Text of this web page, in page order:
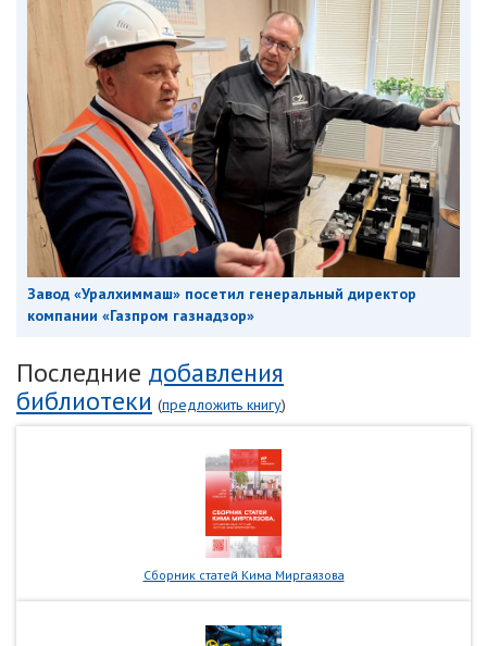
Завод «Уралхиммаш» посетил генеральный директор
компании «Газпром газнадзор»
Последние добавления
библиотеки (предложить книгу)
Сборник статей Кима Миргаязова